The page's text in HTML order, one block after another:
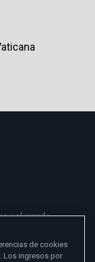
y al mundo
de cookies
Los ingresos por